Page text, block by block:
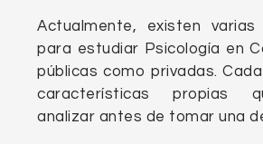
Actualmente, existen varias
para estudiar Psicología en
públicas como privadas.
características propias
analizar antes de tomar una